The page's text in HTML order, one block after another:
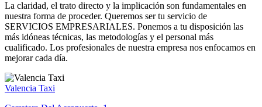
La claridad, el trato directo y la implicación son fundamentales en
nuestra forma de proceder. Queremos ser tu servicio de
SERVICIOS EMPRESARIALES. Ponemos a tu disposición las
más idóneas técnicas, las metodologías y el personal más
cualificado. Los profesionales de nuestra empresa nos enfocamos en
mejorar cada día.
Valencia Taxi